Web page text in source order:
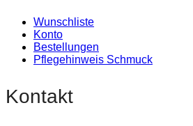
Wunschliste
Konto
Bestellungen
Pflegehinweis Schmuck
Kontakt